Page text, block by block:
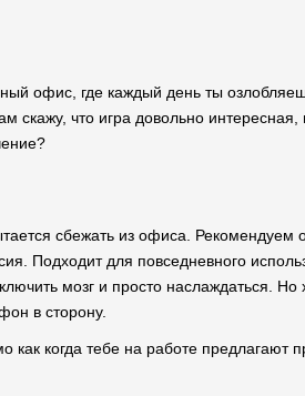
офис, где каждый день ты
что игра довольно интересная,
сбежать из офиса. Рекомендуем
Подходит для повседневного
мозг и просто наслаждаться. Но
в сторону.
как когда тебе на работе предлагают